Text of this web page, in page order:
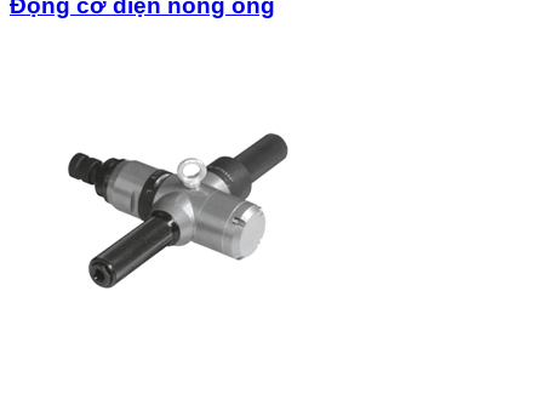
Động cơ điện nong ống